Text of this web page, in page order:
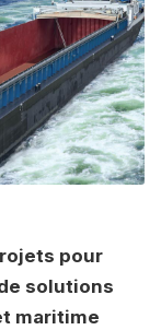
pour
solutions
maritime